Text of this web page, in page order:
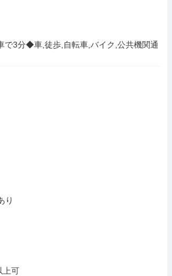
で3分◆車,徒歩,自転車,バイク,公共機関通
り
上可